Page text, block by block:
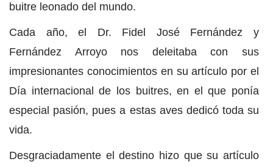
buitre leonado del mundo.
Cada año, el Dr. Fidel José Fernández y
Fernández Arroyo nos deleitaba con sus
impresionantes conocimientos en su artículo por el
Día internacional de los buitres, en el que ponía
especial pasión, pues a estas aves dedicó toda su
vida.
Desgraciadamente el destino hizo que su artículo